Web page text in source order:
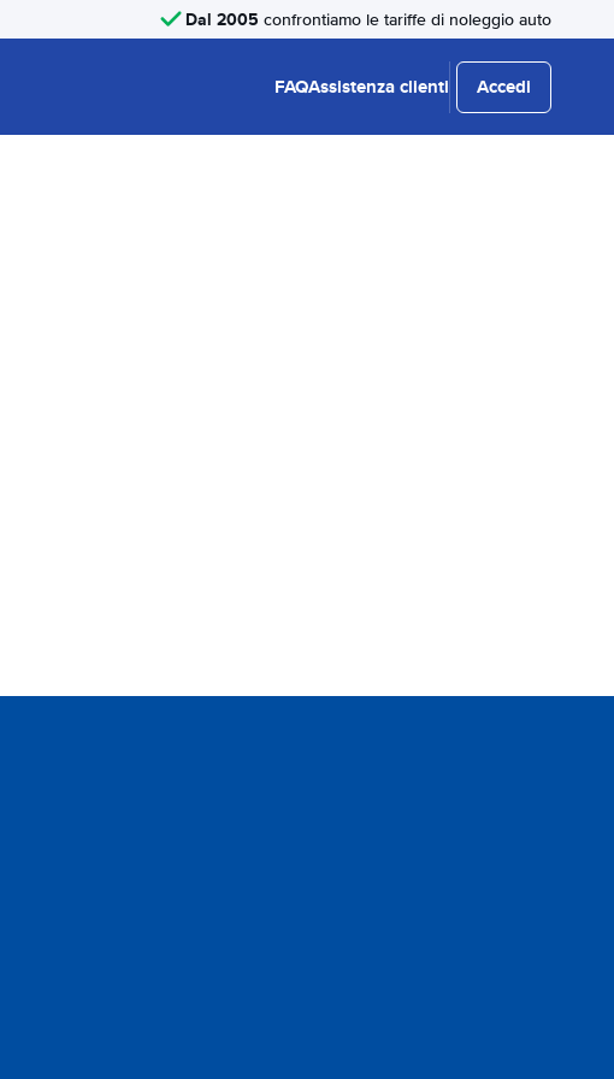
Dal 2005 confrontiamo le tariffe di noleggio auto
FAQAssistenza clienti Accedi